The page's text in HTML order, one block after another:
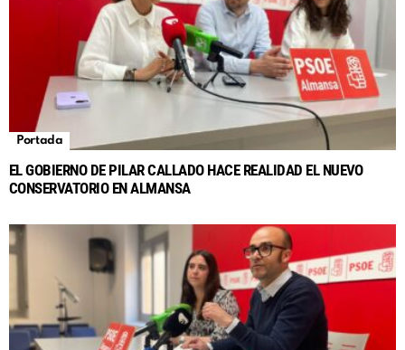
Portada
EL GOBIERNO DE PILAR CALLADO HACE REALIDAD EL NUEVO
CONSERVATORIO EN ALMANSA